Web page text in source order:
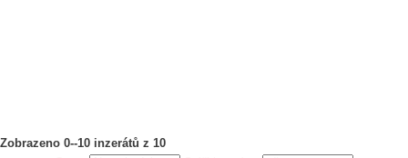
Zobrazeno 0--10 inzerátů z 10